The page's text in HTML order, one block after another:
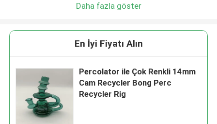
Daha fazla göster
En İyi Fiyatı Alın
Percolator ile Çok Renkli 14mm
Cam Recycler Bong Perc
Recycler Rig